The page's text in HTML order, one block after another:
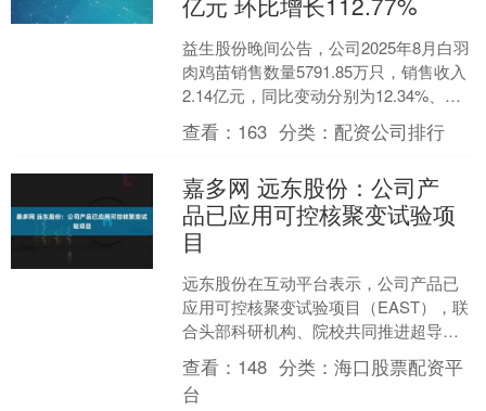
益生股份晚间公告，公司2025年8月白羽
肉鸡苗销售数量5791.85万只，销售收入
2.14亿元，同比变动分别为12.34%、
2.81%，环比变动分别为1.68%....
查看： 163 分类：配资公司排行
嘉多网 远东股份：公司产
品已应用可控核聚变试验项
目
远东股份在互动平台表示，公司产品已
应用可控核聚变试验项目（EAST），联
合头部科研机构、院校共同推进超导带
材、可控核聚变电缆的技术攻关；积极
参与“中国小太阳”等....
查看： 148 分类：海口股票配资平
台